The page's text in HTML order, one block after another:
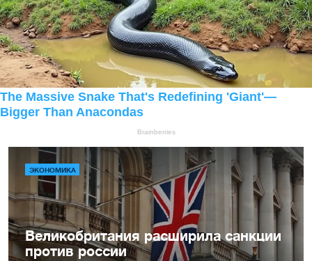
ЭКОНОМИКА
Великобритания расширила санкции
против россии